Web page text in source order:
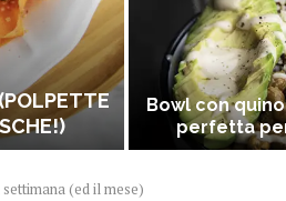
Bowl con
perfetta
(ed il mese)